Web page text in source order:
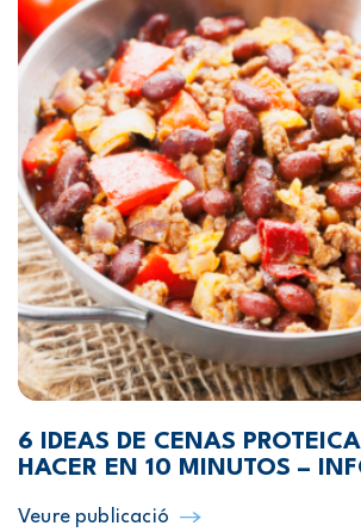
6 IDEAS DE CENAS
HACER EN 10 MINUTOS –
Veure publicació